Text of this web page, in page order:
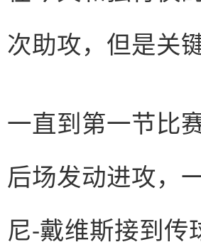
次助攻，但是关
一直到第一节比
后场发动进攻，
尼-戴维斯接到传